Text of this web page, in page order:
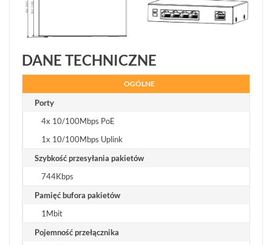
DANE TECHNICZNE
OGÓLNE
Porty
4x 10/100Mbps PoE
1x 10/100Mbps Uplink
Szybkość przesyłania pakietów
744Kbps
Pamięć bufora pakietów
1Mbit
Pojemność przełącznika